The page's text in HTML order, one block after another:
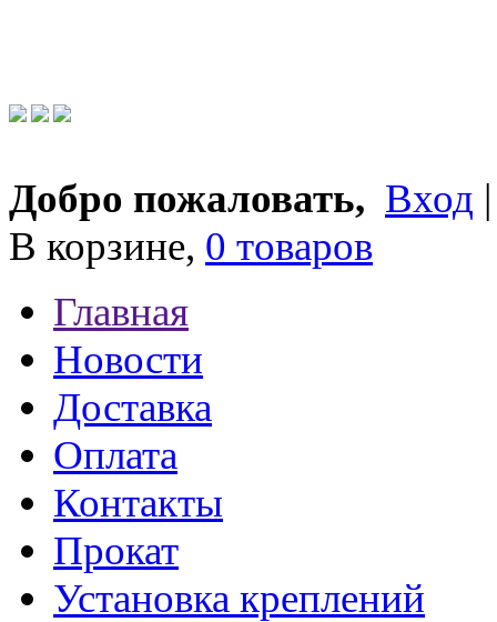
Добро пожаловать, Вход
В корзине, 0 товаров
Главная
Новости
Доставка
Оплата
Контакты
Прокат
Установка креплений